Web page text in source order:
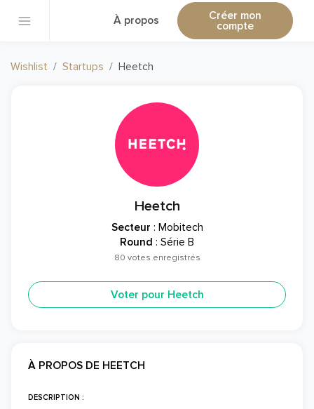
À propos Créer mon
compte
Wishlist Startups Heetch
Heetch
Secteur : Mobitech
Round : Série B
80 votes enregistrés
Voter pour Heetch
À PROPOS DE HEETCH
DESCRIPTION :